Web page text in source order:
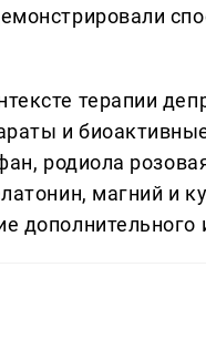
терапии
и
родиола
магний и
дополнительного